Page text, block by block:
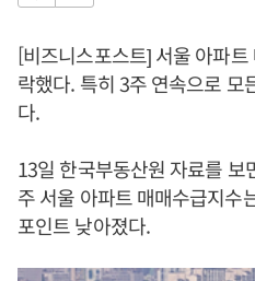
[비즈니스포스트] 서울 아파
락했다. 특히 3주 연속으로 모
다.
13일 한국부동산원 자료를 보
주 서울 아파트 매매수급지수
포인트 낮아졌다.